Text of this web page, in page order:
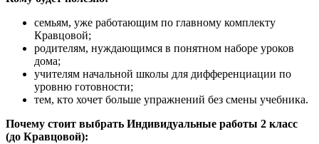
семьям, уже работающим по главному комплекту
Кравцовой;
родителям, нуждающимся в понятном наборе уроков
дома;
учителям начальной школы для дифференциации по
уровню готовности;
тем, кто хочет больше упражнений без смены учебника.
Почему стоит выбрать Индивидуальные работы 2 класс
(до Кравцовой):